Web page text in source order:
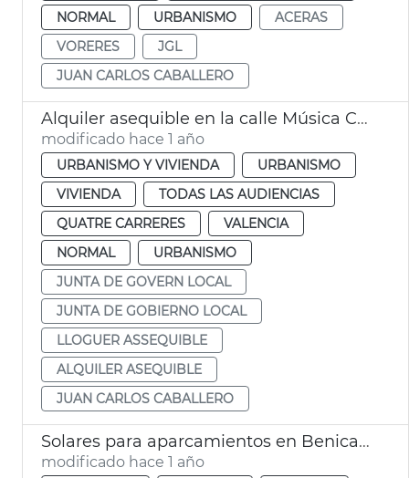
NORMAL
URBANISMO
ACERAS
VORERES
JGL
JUAN CARLOS CABALLERO
Alquiler asequible en la calle Música Chapí València
modificado hace 1 año
URBANISMO Y VIVIENDA
URBANISMO
VIVIENDA
TODAS LAS AUDIENCIAS
QUATRE CARRERES
VALENCIA
NORMAL
URBANISMO
JUNTA DE GOVERN LOCAL
JUNTA DE GOBIERNO LOCAL
LLOGUER ASSEQUIBLE
ALQUILER ASEQUIBLE
JUAN CARLOS CABALLERO
Solares para aparcamientos en Benicalap, Benimàmet, Soternes
modificado hace 1 año